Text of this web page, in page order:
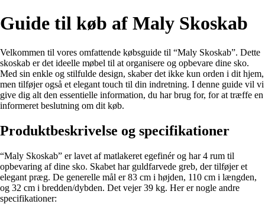
Guide til køb af Maly Skoskab
Velkommen til vores omfattende købsguide til “Maly Skoskab”. Dette
skoskab er det ideelle møbel til at organisere og opbevare dine sko.
Med sin enkle og stilfulde design, skaber det ikke kun orden i dit hjem,
men tilføjer også et elegant touch til din indretning. I denne guide vil vi
give dig alt den essentielle information, du har brug for, for at træffe en
informeret beslutning om dit køb.
Produktbeskrivelse og specifikationer
“Maly Skoskab” er lavet af matlakeret egefinér og har 4 rum til
opbevaring af dine sko. Skabet har guldfarvede greb, der tilføjer et
elegant præg. De generelle mål er 83 cm i højden, 110 cm i længden,
og 32 cm i bredden/dybden. Det vejer 39 kg. Her er nogle andre
specifikationer: